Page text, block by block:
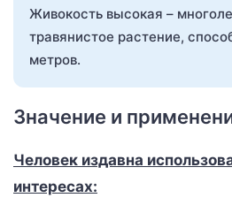
Живокость высокая –
травянистое растение,
метров.
Значение и
Человек издавна
интересах: